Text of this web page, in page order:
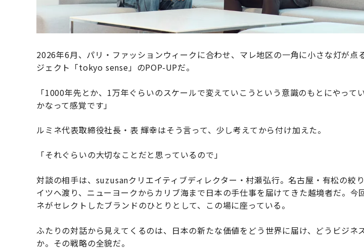
2026年6月、パリ・ファッションウィークに合わせ、マレ地区の一角に小さな灯が点
ジェクト「tokyo sense」のPOP-UPだ。
「1000年先とか、1万年ぐらいのスケールで変えていこうという意識のもとにやって
かなって感覚です」
ルミネ代表取締役社長・表 輝幸はそう言って、少し考えてから付け加えた。
「それぐらいの大切なことだと思っているので」
対談の相手は、suzusanクリエイティブディレクター・村瀬弘行。名古屋・有松の絞
イツへ渡り、ニューヨークからカリブ海まで日本の手仕事を届けてきた越境者だ。今
ネがセレクトしたブランドのひとりとして、この場に座っている。
ふたりの対話から見えてくるのは、日本の新たな価値をどう世界に届け、どうビジネ
か。その戦略の全貌だ。